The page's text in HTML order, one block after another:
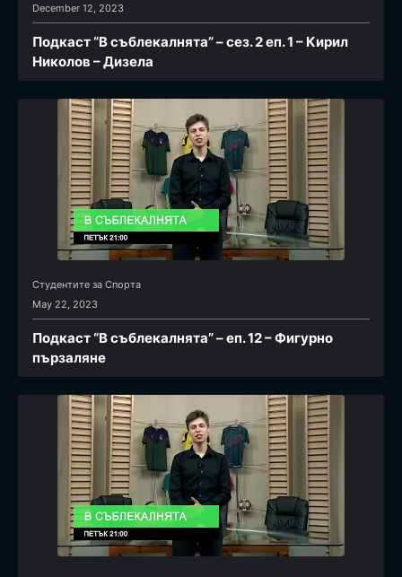
December 12, 2023
Подкаст “В съблекалнята” – сез. 2 еп. 1 – Кирил
Николов – Дизела
Студентите за Спортa
May 22, 2023
Подкаст “В съблекалнята” – еп. 12 – Фигурно
пързаляне